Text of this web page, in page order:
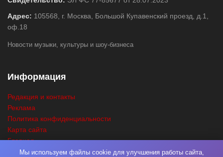
Адрес: 105568, г. Москва, Большой Купавенский проезд, д.1,
оф.18
Новости музыки, культуры и шоу-бизнеса
Информация
Редакция и контакты
Реклама
Политика конфиденциальности
Карта сайта
Главная
ПоискМы используем файлы cookie для улучшения работы сайта,